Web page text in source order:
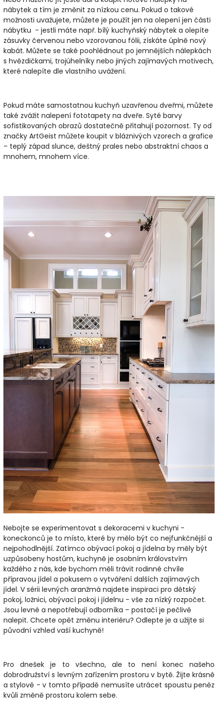
nábytek a tím je změnit za nízkou cenu. Pokud o takové
možnosti uvažujete, můžete je použít jen na olepení jen části
nábytku - jestli máte např. bílý kuchyňský nábytek a olepíte
zásuvky červenou nebo vzorovanou fólii, získáte úplně nový
kabát. Můžete se také poohlédnout po jemnějších nálepkách
s hvězdičkami, trojúhelníky nebo jiných zajímavých motivech,
které nalepíte dle vlastního uvážení.
Pokud máte samostatnou kuchyň uzavřenou dveřmi, můžete
také zvážit nalepení fototapety na dveře. Syté barvy
sofistikovaných obrazů dostatečně přitahují pozornost. Ty od
značky ArtGeist můžete koupit v bláznivých vzorech a grafice
– teplý západ slunce, deštný prales nebo abstraktní chaos a
mnohem, mnohem více.
Nebojte se experimentovat s dekoracemi v kuchyni -
koneckonců je to místo, které by mělo být co nejfunkčnější a
nejpohodlnější. Zatímco obývací pokoj a jídelna by měly být
uzpůsobeny hostům, kuchyně je osobním královstvím
každého z nás, kde bychom měli trávit rodinné chvíle
přípravou jídel a pokusem o vytváření dalších zajímavých
jídel. V sérii levných aranžmá najdete inspiraci pro dětský
pokoj, ložnici, obývací pokoj i jídelnu - vše za nízký rozpočet.
Jsou levné a nepotřebují odborníka – postačí je pečlivě
nalepit. Chcete opět změnu interiéru? Odlepte je a užijte si
původní vzhled vaší kuchyně!
Pro dnešek je to všechno, ale to není konec našeho
dobrodružství s levným zařízením prostoru v bytě. Žijte krásně
a stylově - v tomto případě nemusíte utrácet spoustu peněz
kvůli změně prostoru kolem sebe.